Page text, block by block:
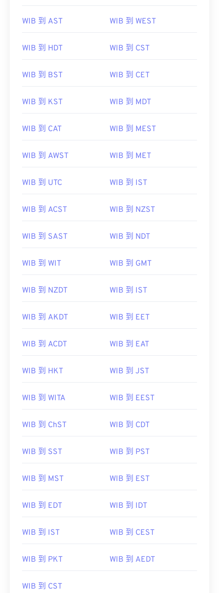
WIB 到 AST WIB 到 WEST
WIB 到 HDT WIB 到 CST
WIB 到 BST WIB 到 CET
WIB 到 KST WIB 到 MDT
WIB 到 CAT WIB 到 MEST
WIB 到 AWST WIB 到 MET
WIB 到 UTC WIB 到 IST
WIB 到 ACST WIB 到 NZST
WIB 到 SAST WIB 到 NDT
WIB 到 WIT WIB 到 GMT
WIB 到 NZDT WIB 到 IST
WIB 到 AKDT WIB 到 EET
WIB 到 ACDT WIB 到 EAT
WIB 到 HKT WIB 到 JST
WIB 到 WITA WIB 到 EEST
WIB 到 ChST WIB 到 CDT
WIB 到 SST WIB 到 PST
WIB 到 MST WIB 到 EST
WIB 到 EDT WIB 到 IDT
WIB 到 IST WIB 到 CEST
WIB 到 PKT WIB 到 AEDT
WIB 到 CST